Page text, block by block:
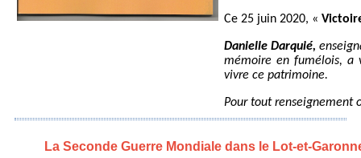
Ce 25 juin 2020, «
Danielle Darquié,
mémoire en fumélois, a
vivre ce patrimoine.
Pour tout renseignement
La Seconde Guerre Mondiale dans le Lot-et-